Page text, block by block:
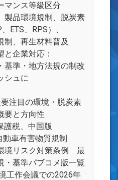
マンス等級区分
品環境規制、脱炭素
、ETS、RPS）、
、再生材料普及
と企業対応：
準・地方法規の制改
シュに
注目の環境・脱炭素
要と方向性
護税、中国版
動車有害物質規制
境リスク対策条例 最
・基準パブコメ版一覧
工作会議での2026年